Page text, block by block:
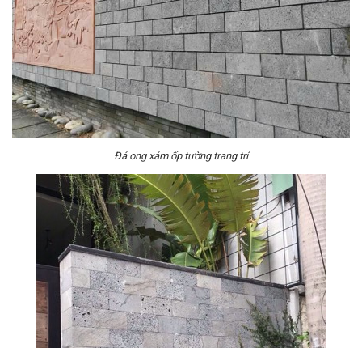
Đá ong xám ốp tường trang trí